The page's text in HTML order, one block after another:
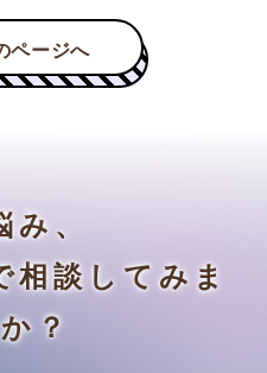
み、
相談してみま
？